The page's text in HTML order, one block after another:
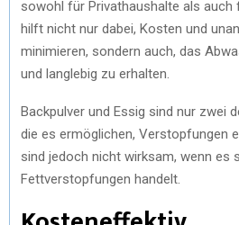
sowohl für Privathaushalte als auch
hilft nicht nur dabei, Kosten und
minimieren, sondern auch, das
und langlebig zu erhalten.
Backpulver und Essig sind nur zwei
die es ermöglichen, Verstopfungen
sind jedoch nicht wirksam, wenn es
Fettverstopfungen handelt.